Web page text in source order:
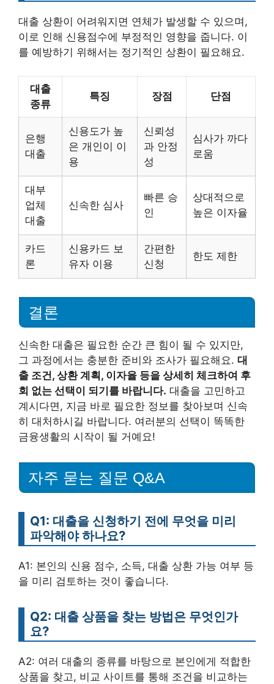
대출 상환이 어려워지면 연체가 발생할 수 있으며,
이로 인해 신용점수에 부정적인 영향을 줍니다. 이
를 예방하기 위해서는 정기적인 상환이 필요해요.
대출
종류
특징 장점 단점
은행
대출
신용도가 높
은 개인이 이
용
신뢰성
과 안정
성
심사가 까다
로움
대부
업체
대출
신속한 심사
빠른 승
인
상대적으로
높은 이자율
카드
론
신용카드 보
유자 이용
간편한
신청
한도 제한
결론
신속한 대출은 필요한 순간 큰 힘이 될 수 있지만,
그 과정에서는 충분한 준비와 조사가 필요해요. 대
출 조건, 상환 계획, 이자율 등을 상세히 체크하여 후
회 없는 선택이 되기를 바랍니다. 대출을 고민하고
계시다면, 지금 바로 필요한 정보를 찾아보며 신속
히 대처하시길 바랍니다. 여러분의 선택이 똑똑한
금융생활의 시작이 될 거예요!
자주 묻는 질문 Q&A
Q1: 대출을 신청하기 전에 무엇을 미리
파악해야 하나요?
A1: 본인의 신용 점수, 소득, 대출 상환 가능 여부 등
을 미리 검토하는 것이 좋습니다.
Q2: 대출 상품을 찾는 방법은 무엇인가
요?
A2: 여러 대출의 종류를 바탕으로 본인에게 적합한
상품을 찾고, 비교 사이트를 통해 조건을 비교하는